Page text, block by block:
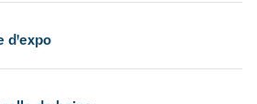
d'expo